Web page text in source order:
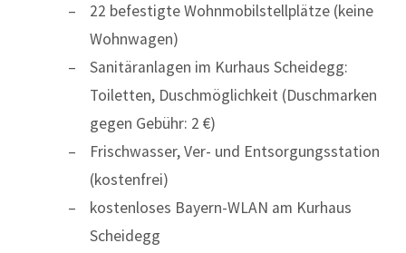
22 befestigte Wohnmobilstellplätze (keine
Wohnwagen)
Sanitäranlagen im Kurhaus Scheidegg:
Toiletten, Duschmöglichkeit (Duschmarken
gegen Gebühr: 2 €)
Frischwasser, Ver- und Entsorgungsstation
(kostenfrei)
kostenloses Bayern-WLAN am Kurhaus
Scheidegg